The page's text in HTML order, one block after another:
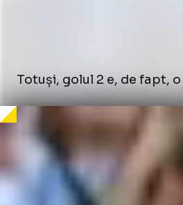
Totuși, golul 2 e, de fapt,